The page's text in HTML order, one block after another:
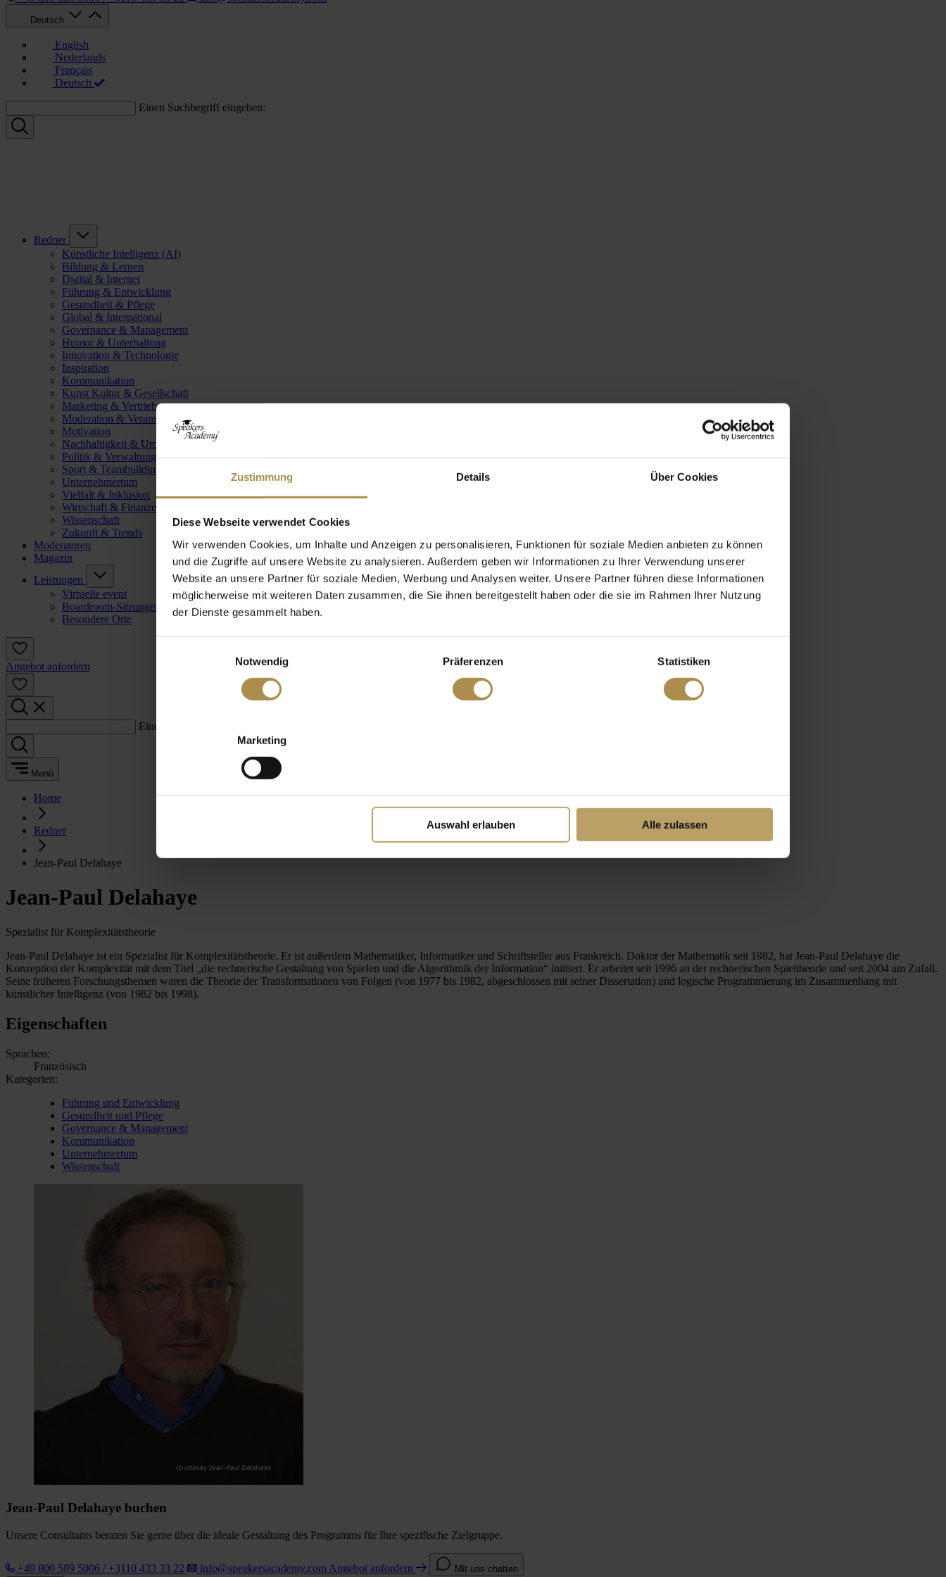
Zustimmung Details Über Cookies
Diese Webseite verwendet Cookies
Wir verwenden Cookies, um Inhalte und Anzeigen zu personalisieren, Funktionen für soziale Medien anbieten zu können
und die Zugriffe auf unsere Website zu analysieren. Außerdem geben wir Informationen zu Ihrer Verwendung unserer
Website an unsere Partner für soziale Medien, Werbung und Analysen weiter. Unsere Partner führen diese Informationen
möglicherweise mit weiteren Daten zusammen, die Sie ihnen bereitgestellt haben oder die sie im Rahmen Ihrer Nutzung
der Dienste gesammelt haben.
Notwendig
Präferenzen Statistiken
Marketing
Auswahl erlauben Alle zulassen
Deutsch
English
Nederlands
Français
Deutsch
Einen Suchbegriff eingeben:
Redner
Künstliche Intelligenz (AI)
Bildung & Lernen
Digital & Internet
Führung & Entwicklung
Gesundheit & Pflege
Global & International
Governance & Management
Humor & Unterhaltung
Innovation & Technologie
Inspiration
Kommunikation
Kunst Kultur & Gesellschaft
Marketing & Vertrieb
Moderation & Veranstaltungsleitung
Motivation
Nachhaltigkeit & Umwelt
Politik & Verwaltung
Sport & Teambuilding
Unternehmertum
Vielfalt & Inklusion
Wirtschaft & Finanzen
Wissenschaft
Zukunft & Trends
Moderatoren
Magazin
Leistungen
Virtuelle event
Boardroom-Sitzungen
Besondere Orte
Angebot anfordern
Einen Suchbegriff eingeben:
Menü
Home
Redner
Jean-Paul Delahaye
Jean-Paul Delahaye
Spezialist für Komplexitätstheorie
Jean-Paul Delahaye ist ein Spezialist für Komplexitätstheorie. Er ist außerdem Mathematiker, Informatiker und Schriftsteller aus Frankreich. Doktor der Mathematik seit 1982, hat Jean-Paul Delahaye die
Konzeption der Komplexität mit dem Titel „die rechnerische Gestaltung von Spielen und die Algorithmik der Information“ initiiert. Er arbeitet seit 1996 an der rechnerischen Spieltheorie und seit 2004 am Zufall.
Seine früheren Forschungsthemen waren die Theorie der Transformationen von Folgen (von 1977 bis 1982, abgeschlossen mit seiner Dissertation) und logische Programmierung im Zusammenhang mit
künstlicher Intelligenz (von 1982 bis 1998).
Eigenschaften
Sprachen:
Französisch
Kategorien:
Führung und Entwicklung
Gesundheit und Pflege
Governance & Management
Kommunikation
Unternehmertum
Wissenschaft
Jean-Paul Delahaye buchen
Unsere Consultants beraten Sie gerne über die ideale Gestaltung des Programms für Ihre spezifische Zielgruppe.
+49 800 589 5006 / +3110 433 33 22 info@speakersacademy.com Angebot anfordern Mit uns chatten